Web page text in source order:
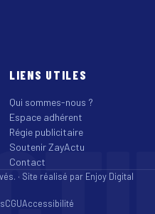
LIENS UTILES
Qui sommes-nous ?
Espace adhérent
Régie publicitaire
Soutenir ZayActu
Contact
· Site réalisé par Enjoy Digital
CGUAccessibilité